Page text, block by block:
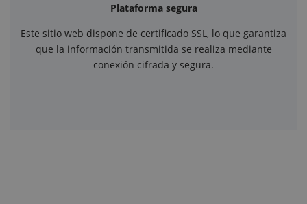
Plataforma segura
Este sitio web dispone de certificado SSL, lo que garantiza
que la información transmitida se realiza mediante
conexión cifrada y segura.